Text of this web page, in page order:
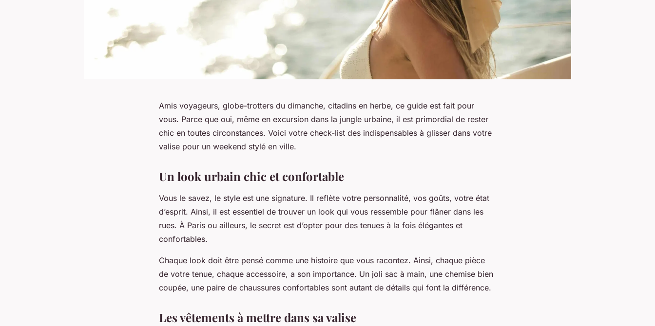
Amis voyageurs, globe-trotters du dimanche, citadins en herbe, ce guide est fait pour
vous. Parce que oui, même en excursion dans la jungle urbaine, il est primordial de rester
chic en toutes circonstances. Voici votre check-list des indispensables à glisser dans votre
valise pour un weekend stylé en ville.
Un look urbain chic et confortable
Vous le savez, le style est une signature. Il reflète votre personnalité, vos goûts, votre état
d’esprit. Ainsi, il est essentiel de trouver un look qui vous ressemble pour flâner dans les
rues. À Paris ou ailleurs, le secret est d’opter pour des tenues à la fois élégantes et
confortables.
Chaque look doit être pensé comme une histoire que vous racontez. Ainsi, chaque pièce
de votre tenue, chaque accessoire, a son importance. Un joli sac à main, une chemise bien
coupée, une paire de chaussures confortables sont autant de détails qui font la différence.
Les vêtements à mettre dans sa valise